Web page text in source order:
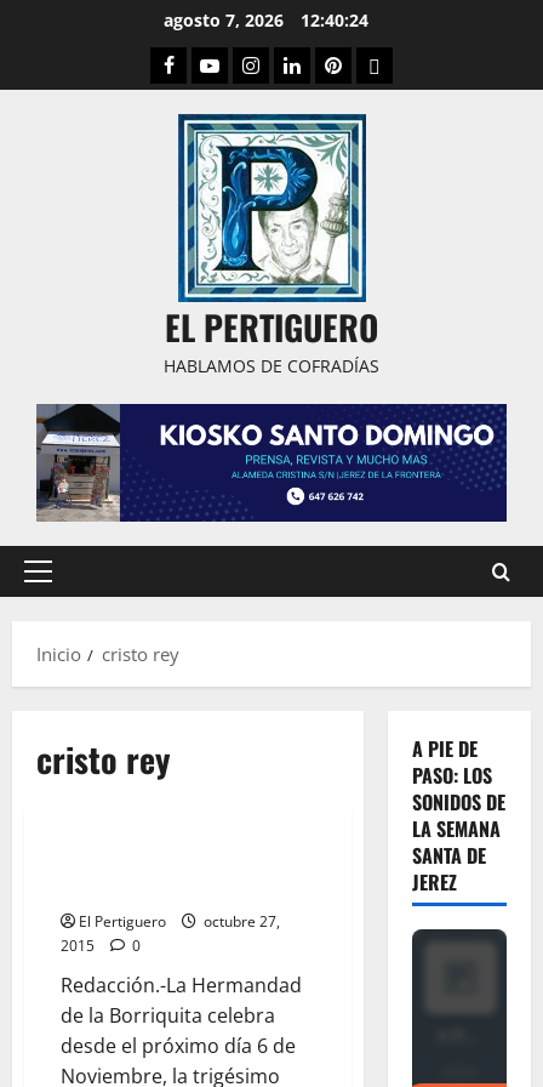
agosto 7, 2026 12:40:24
Facebook
YoutubeInstagram
LinkedPinterestDribbble
EL PERTIGUERO
HABLAMOS DE COFRADÍAS
Menú
Inicio
cristo rey
cristo rey
El Pertiguero
octubre 27,
2015
0
Redacción.-La Hermandad
de la Borriquita celebra
desde el próximo día 6 de
Noviembre, la trigésimo
A PIE DE
PASO: LOS
SONIDOS DE
LA SEMANA
SANTA DE
JEREZ